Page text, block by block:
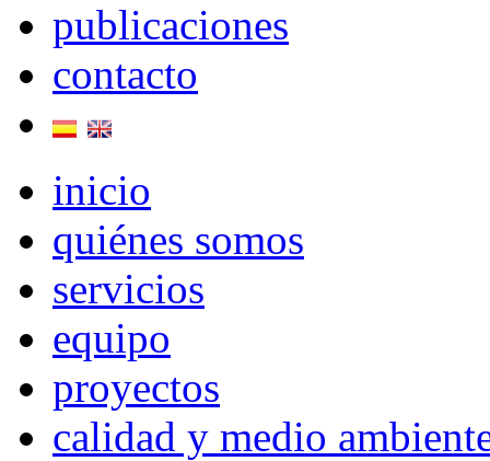
publicaciones
contacto
inicio
quiénes somos
servicios
equipo
proyectos
calidad y medio